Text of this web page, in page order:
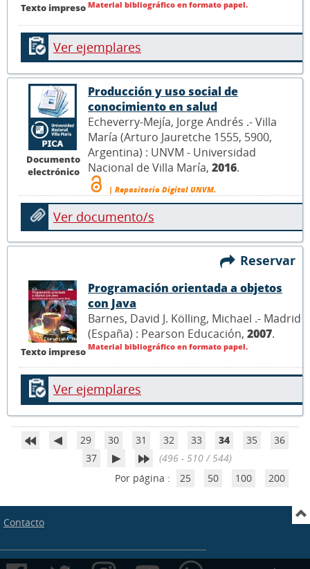
Texto impreso Material bibliográfico en formato papel.
Ver ejemplares
Documento
electrónico
Producción y uso social de
conocimiento en salud
Echeverry-Mejía, Jorge Andrés .- Villa
María (Arturo Jauretche 1555, 5900,
Argentina) : UNVM - Universidad
Nacional de Villa María, 2016.
| Repositorio Digital UNVM.
Ver documento/s
Reservar
Texto impreso
Programación orientada a objetos
con Java
Barnes, David J. Kölling, Michael .- Madrid
(España) : Pearson Educación, 2007.
Material bibliográfico en formato papel.
Ver ejemplares
29 30 31 32 33 34 35
36
37
(496 - 510 / 544)
Por página :
25 50 100 200
Contacto